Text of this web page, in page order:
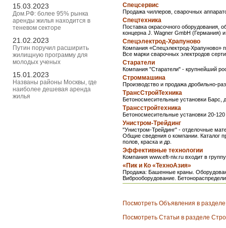
15.03.2023
Дом.РФ: более 95% рынка
аренды жилья находится в
теневом секторе
21.02.2023
Путин поручил расширить
жилищную программу для
молодых ученых
15.01.2023
Названы районы Москвы, где
наиболее дешевая аренда
жилья
Спецсервис
Продажа чиллеров, сварочных
Спецтехника
Поставка окрасочного оборудования,
концерна J. Wagner GmbH (Германия)
Спецэлектрод-Храпуново
Компания «Спецэлектрод-Храпуново»
Все марки сварочных электродов
Старатели
Компания "Старатели" - крупнейший
Строммашина
Производство и продажа дробильно-
ТрансСтройТехника
Бетоносмесительные установки Барс,
Трансстройтехника
Бетоносмесительные установки 20-
Унистром-Трейдинг
"Унистром-Трейдинг" - отделочные
Общие сведения о компании. Каталог
полов, краска и др.
Эффективные технологии
Компания www.eft-niv.ru входит в
«Пик и Ко «ТехноАзия»
Продажа: Башенные краны.
Виброоборудование.
Посмотреть Объявления в
Посмотреть Статьи в разделе